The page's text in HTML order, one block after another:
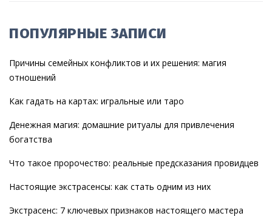
ПОПУЛЯРНЫЕ ЗАПИСИ
Причины семейных конфликтов и их решения: магия
отношений
Как гадать на картах: игральные или таро
Денежная магия: домашние ритуалы для привлечения
богатства
Что такое пророчество: реальные предсказания провидцев
Настоящие экстрасенсы: как стать одним из них
Экстрасенс: 7 ключевых признаков настоящего мастера